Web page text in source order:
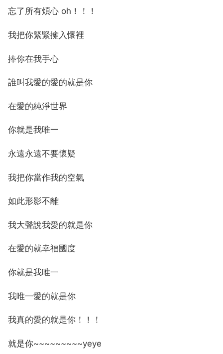
忘了所有煩心 oh！！！
我把你緊緊擁入懷裡
捧你在我手心
誰叫我愛的愛的就是你
在愛的純淨世界
你就是我唯一
永遠永遠不要懷疑
我把你當作我的空氣
如此形影不離
我大聲說我愛的就是你
在愛的就幸福國度
你就是我唯一
我唯一愛的就是你
我真的愛的就是你！！！
就是你~~~~~~~~~yeye